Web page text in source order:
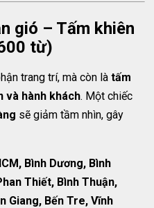
gió – Tấm khiên
từ)
trang trí, mà còn làtấm
và hành khách. Một chiếc
sẽ giảm tầm nhìn, gây
Bình Dương, Bình
Thiết, Bình Thuận,
Giang, Bến Tre, Vĩnh